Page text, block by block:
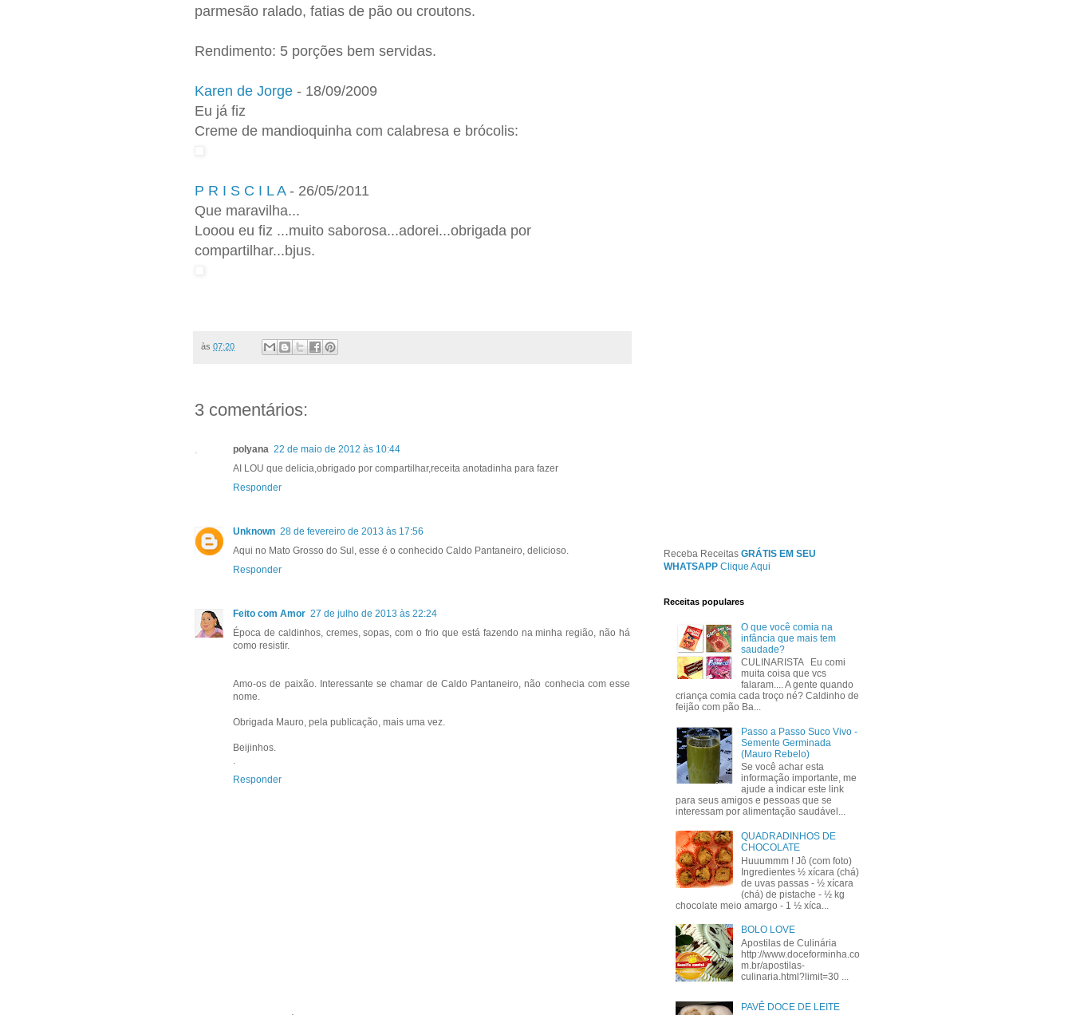
parmesão ralado, fatias de pão ou croutons.
Rendimento: 5 porções bem servidas.
Karen de Jorge - 18/09/2009
Eu já fiz
Creme de mandioquinha com calabresa e brócolis:
P R I S C I L A - 26/05/2011
Que maravilha...
Looou eu fiz ...muito saborosa...adorei...obrigada por
compartilhar...bjus.
às 07:20
3 comentários:
polyana 22 de maio de 2012 às 10:44
AI LOU que delicia,obrigado por compartilhar,receita anotadinha para fazer
Responder
Unknown 28 de fevereiro de 2013 às 17:56
Aqui no Mato Grosso do Sul, esse é o conhecido Caldo Pantaneiro, delicioso.
Responder
Feito com Amor 27 de julho de 2013 às 22:24
Época de caldinhos, cremes, sopas, com o frio que está fazendo na minha região, não há
como resistir.
Amo-os de paixão. Interessante se chamar de Caldo Pantaneiro, não conhecia com esse
nome.
Obrigada Mauro, pela publicação, mais uma vez.
Beijinhos.
.
Responder
Receba Receitas GRÁTIS EM SEU
WHATSAPP Clique Aqui
Receitas populares
O que você comia na
infância que mais tem
saudade?
CULINARISTA Eu comi
muita coisa que vcs
falaram.... A gente quando
criança comia cada troço né? Caldinho de
feijão com pão Ba...
Passo a Passo Suco Vivo -
Semente Germinada
(Mauro Rebelo)
Se você achar esta
informação importante, me
ajude a indicar este link
para seus amigos e pessoas que se
interessam por alimentação saudável...
QUADRADINHOS DE
CHOCOLATE
Huuummm ! Jô (com foto)
Ingredientes ½ xícara (chá)
de uvas passas - ½ xícara
(chá) de pistache - ½ kg
chocolate meio amargo - 1 ½ xíca...
BOLO LOVE
Apostilas de Culinária
http://www.doceforminha.co
m.br/apostilas-
culinaria.html?limit=30 ...
PAVÊ DOCE DE LEITE